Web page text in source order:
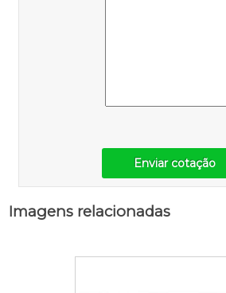
Enviar cotação
Imagens relacionadas